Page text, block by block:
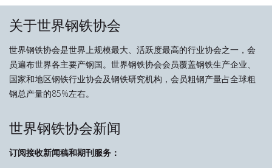
关于世界钢铁协会
世界钢铁协会是世界上规模最大、活跃度最高的行业协会之一，会
员遍布世界各主要产钢国。世界钢铁协会会员覆盖钢铁生产企业、
国家和地区钢铁行业协会及钢铁研究机构，会员粗钢产量占全球粗
钢总产量的85%左右。
世界钢铁协会新闻
订阅接收新闻稿和期刊服务：